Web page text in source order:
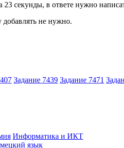
секунды, в ответе нужно
добавлять не нужно.
Задание 7439 Задание 7471
Информатика и ИКТ
язык